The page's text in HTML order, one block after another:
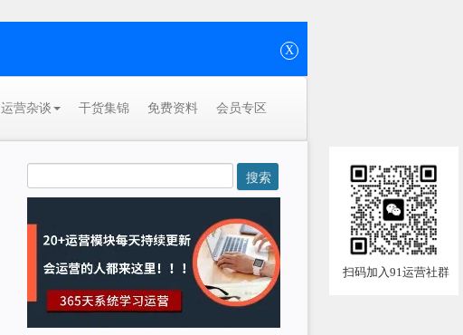
X
运营杂谈 干货集锦 免费资料 会员专区
扫码加入91运营社群